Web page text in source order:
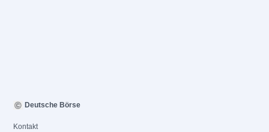
Deutsche Börse
Kontakt